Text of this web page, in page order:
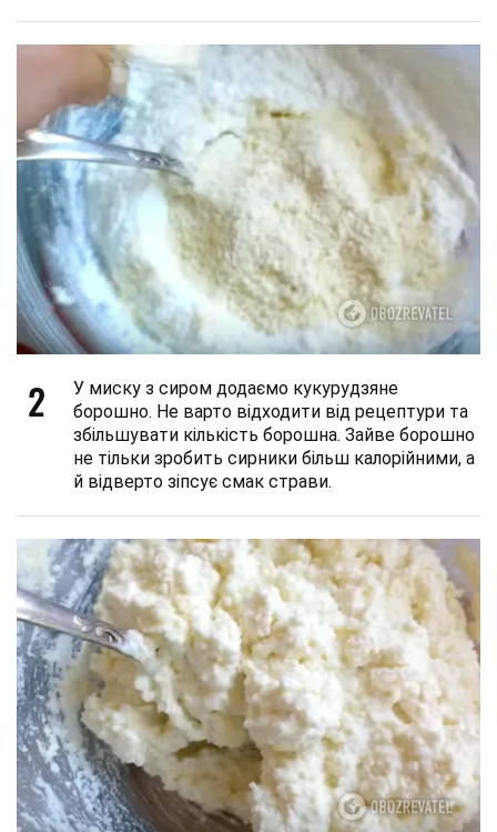
2
У миску з сиром додаємо кукурудзяне
борошно. Не варто відходити від рецептури та
збільшувати кількість борошна. Зайве борошно
не тільки зробить сирники більш калорійними, а
й відверто зіпсує смак страви.